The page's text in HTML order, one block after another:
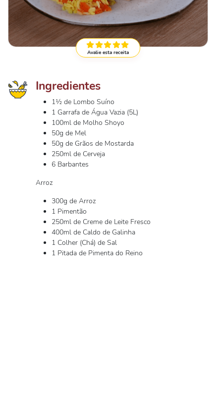
Avalie esta receita
Ingredientes
1½ de Lombo Suíno
1 Garrafa de Água Vazia (5L)
100ml de Molho Shoyo
50g de Mel
50g de Grãos de Mostarda
250ml de Cerveja
6 Barbantes
Arroz
300g de Arroz
1 Pimentão
250ml de Creme de Leite Fresco
400ml de Caldo de Galinha
1 Colher (Chá) de Sal
1 Pitada de Pimenta do Reino